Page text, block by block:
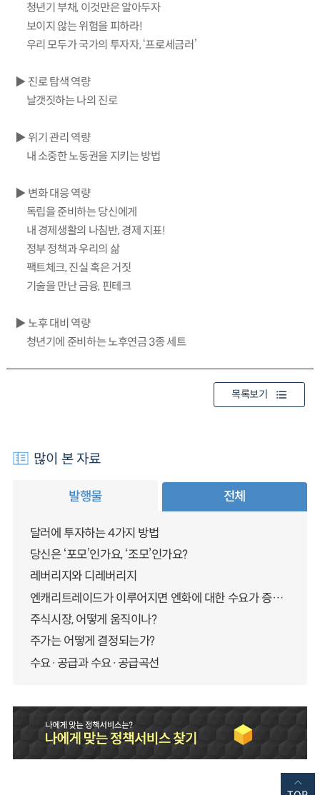
청년기 부채, 이것만은 알아두자
보이지 않는 위험을 피하라!
우리 모두가 국가의 투자자, ‘프로세금러’
▶ 진로 탐색 역량
날갯짓하는 나의 진로
▶ 위기 관리 역량
내 소중한 노동권을 지키는 방법
▶ 변화 대응 역량
독립을 준비하는 당신에게
내 경제생활의 나침반, 경제 지표!
정부 정책과 우리의 삶
팩트체크, 진실 혹은 거짓
기술을 만난 금융, 핀테크
▶ 노후 대비 역량
청년기에 준비하는 노후연금 3종 세트
목록보기
많이 본 자료
발행물 전체
달러에 투자하는 4가지 방법
당신은 ‘포모’인가요, ‘조모’인가요?
레버리지와 디레버리지
엔캐리트레이드가 이루어지면 엔화에 대한 수요가 증가하지 않나요?
주식시장, 어떻게 움직이나?
주가는 어떻게 결정되는가?
수요·공급과 수요·공급곡선